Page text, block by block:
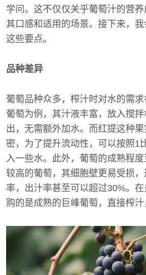
学问。这不仅仅关乎葡萄汁的营养
其口感和适用的场景。接下来，
这些要点。
品种差异
葡萄品种众多，榨汁时对水的需
葡萄为例，其汁液丰富，放入搅
出，无需额外加水。而红提这种
密，为了提升流动性，可以按照1
入一些水。此外，葡萄的成熟程
较高的葡萄，其细胞壁更易受损
率，出汁率甚至可以超过30%。
购的是成熟的巨峰葡萄，直接榨汁